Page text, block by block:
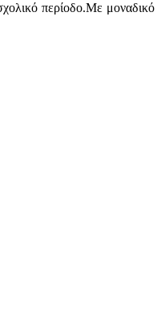
περίοδο.Με μοναδικό